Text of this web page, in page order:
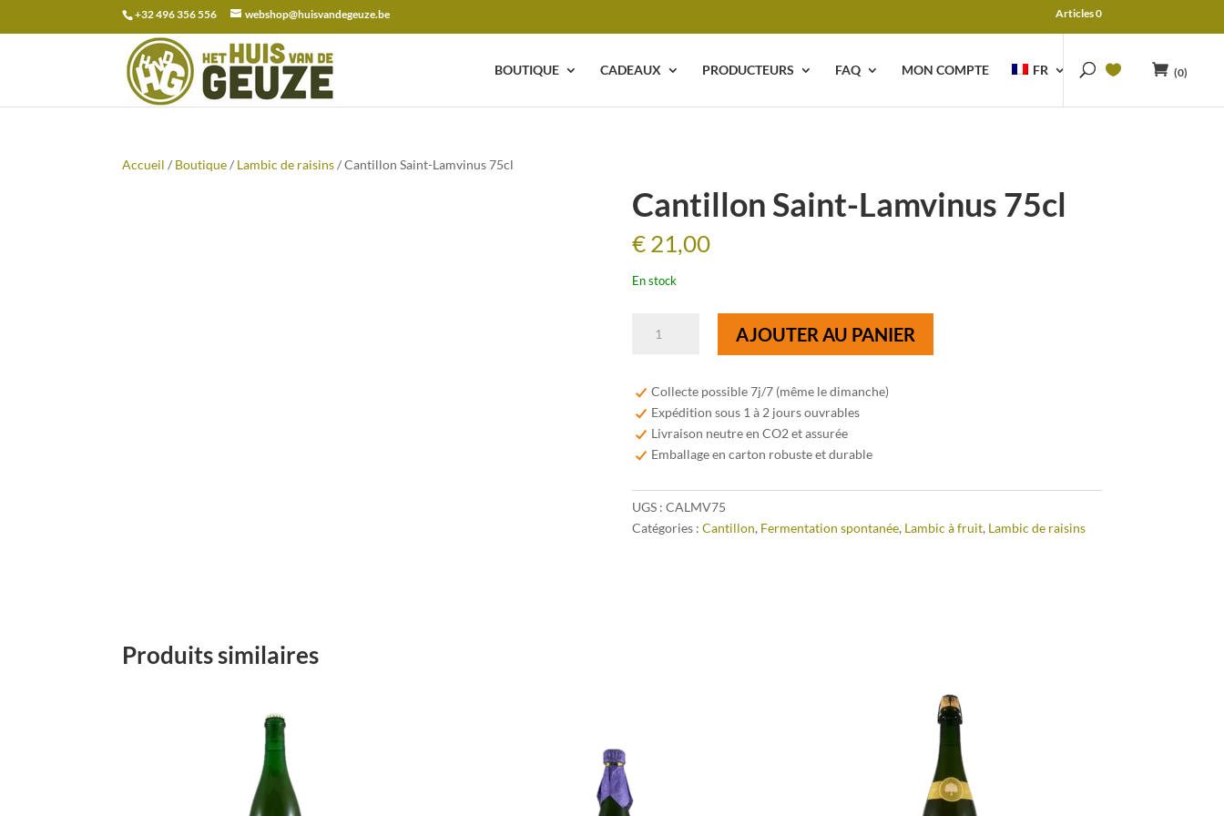
+32 496 356 556 webshop@huisvandegeuze.be Articles 0
BOUTIQUE CADEAUX PRODUCTEURS FAQ MON COMPTE FR (0)
Recherche
pour :
Accueil / Boutique/ Lambic de raisins/ Cantillon Saint-Lamvinus 75cl
Cantillon Saint-Lamvinus 75cl
€21,00
En stock
Saint-
Lamvinus
75cl
AJOUTER AU PANIER
Collecte possible 7j/7 (même le dimanche)
Expédition sous 1 à 2 jours ouvrables
Livraison neutre en CO2 et assurée
Emballage en carton robuste et durable
UGS : CALMV75
Catégories : Cantillon, Fermentation spontanée, Lambic à fruit, Lambic de raisins
Produits similaires